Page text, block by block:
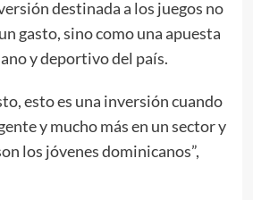
destinada a los juegos no
gasto, sino como una apuesta
y deportivo del país.
esto es una inversión cuando
y mucho más en un sector y
los jóvenes dominicanos”,